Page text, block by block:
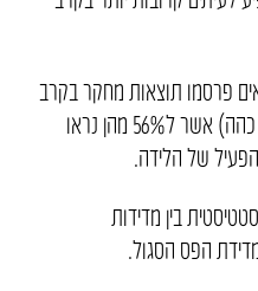
פרסמו תוצאות מחקר בקרב
100 נשים בלידה (רובן בעלות עור כהה) אשר ל56% מהן נראו
של הלידה.
בין מדידות
הפס הסגול.